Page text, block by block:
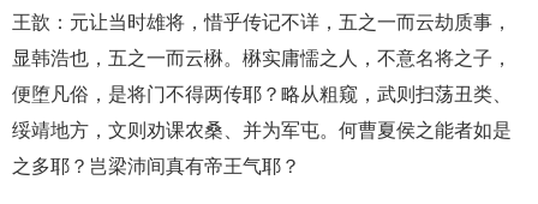
王歆：元让当时雄将，惜乎传记不详，五之一而云劫质事，
显韩浩也，五之一而云楙。楙实庸懦之人，不意名将之子，
便堕凡俗，是将门不得两传耶？略从粗窥，武则扫荡丑类、
绥靖地方，文则劝课农桑、并为军屯。何曹夏侯之能者如是
之多耶？岂梁沛间真有帝王气耶？